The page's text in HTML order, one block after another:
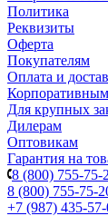
Политика
Реквизиты
Оферта
Покупателям
Оплата и
Для крупных
Дилерам
Оптовикам
Гарантия на
8 (800) 755-75-
8 (800) 755-75-
+7 (987) 435-